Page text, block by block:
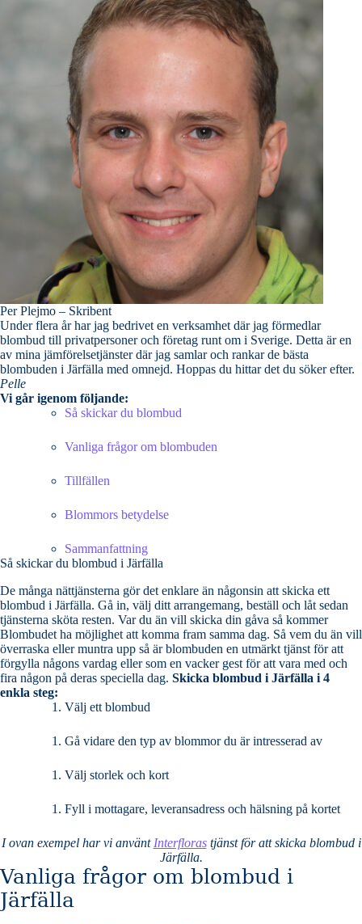
Per Plejmo – Skribent
Under flera år har jag bedrivet en verksamhet där jag förmedlar
blombud till privatpersoner och företag runt om i Sverige. Detta är en
av mina jämförelsetjänster där jag samlar och rankar de bästa
blombuden i Järfälla med omnejd. Hoppas du hittar det du söker efter.
Pelle
Vi går igenom följande:
Så skickar du blombud
Vanliga frågor om blombuden
Tillfällen
Blommors betydelse
Sammanfattning
Så skickar du blombud i Järfälla
De många nättjänsterna gör det enklare än någonsin att skicka ett
blombud i Järfälla. Gå in, välj ditt arrangemang, beställ och låt sedan
tjänsterna sköta resten. Var du än vill skicka din gåva så kommer
Blombudet ha möjlighet att komma fram samma dag. Så vem du än vill
överraska eller muntra upp så är blombuden en utmärkt tjänst för att
förgylla någons vardag eller som en vacker gest för att vara med och
fira någon på deras speciella dag. Skicka blombud i Järfälla i 4
enkla steg:
Välj ett blombud
Gå vidare den typ av blommor du är intresserad av
Välj storlek och kort
Fyll i mottagare, leveransadress och hälsning på kortet
I ovan exempel har vi använt Interflorastjänst för att skicka blombud i
Järfälla.
Vanliga frågor om blombud i
Järfälla